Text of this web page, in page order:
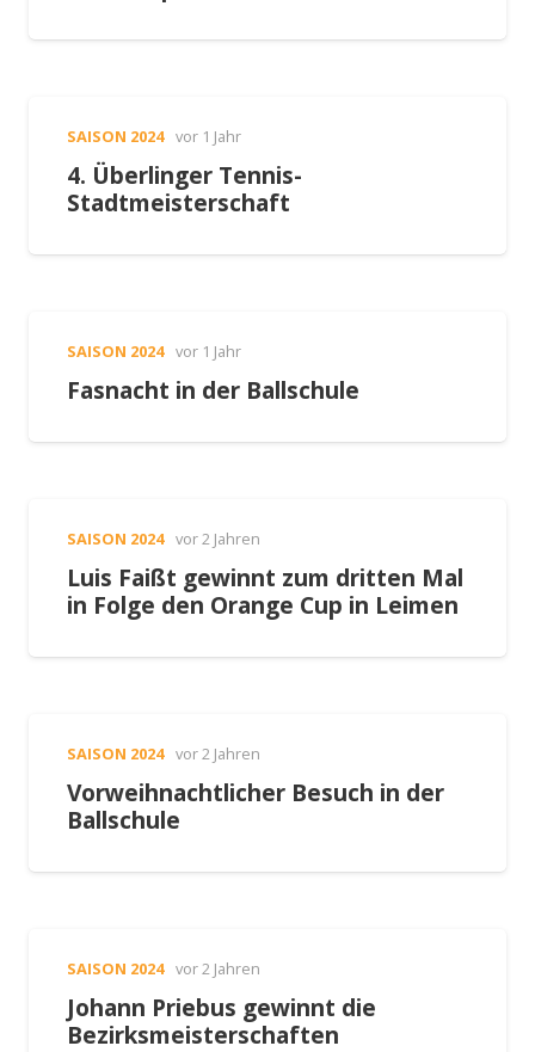
SAISON 2024 vor 1 Jahr
4. Überlinger Tennis-
Stadtmeisterschaft
SAISON 2024 vor 1 Jahr
Fasnacht in der Ballschule
SAISON 2024 vor 2 Jahren
Luis Faißt gewinnt zum dritten Mal
in Folge den Orange Cup in Leimen
SAISON 2024 vor 2 Jahren
Vorweihnachtlicher Besuch in der
Ballschule
SAISON 2024 vor 2 Jahren
Johann Priebus gewinnt die
Bezirksmeisterschaften